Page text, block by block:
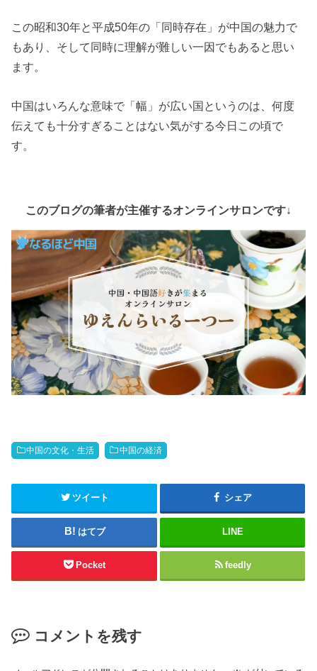
この昭和30年と平成50年の「同時存在」が中国の魅力で
もあり、そして同時に理解が難しい一因でもあると思い
ます。
中国はいろんな意味で「幅」が広い国というのは、何度
伝えても十分すぎることはない気がする今日この頃で
す。
このブログの筆者が主催するオンラインサロンです↓
中国の文化・生活 中国の経済
ツイート シェア
はてブ LINE
Pocket feedly
コメントを残す